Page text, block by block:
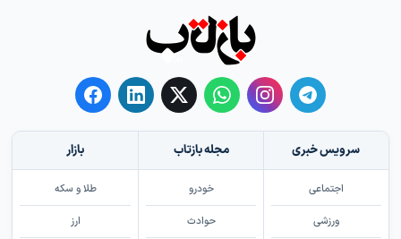
سرویس خبری
اجتماعی
ورزشی
مجله بازتاب
خودرو
حوادث
بازار
طلا و سکه
ارز